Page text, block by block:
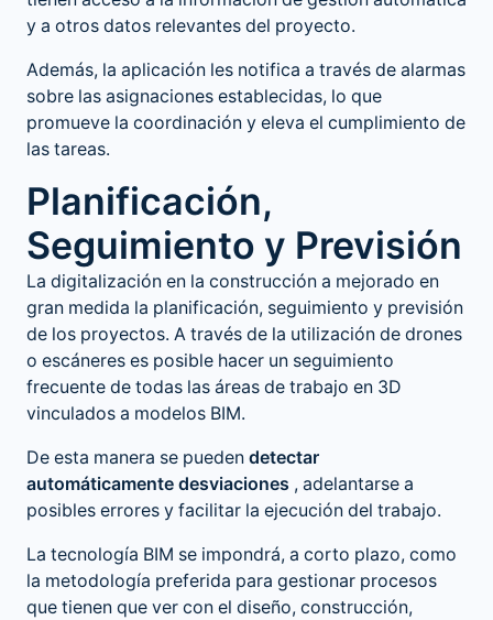
y a otros datos relevantes del proyecto.
Además, la aplicación les notifica a través de alarmas
sobre las asignaciones establecidas, lo que
promueve la coordinación y eleva el cumplimiento de
las tareas.
Planificación,
Seguimiento y Previsión
La digitalización en la construcción a mejorado en
gran medida la planificación, seguimiento y previsión
de los proyectos. A través de la utilización de drones
o escáneres es posible hacer un seguimiento
frecuente de todas las áreas de trabajo en 3D
vinculados a modelos BIM.
De esta manera se pueden detectar
automáticamente desviaciones , adelantarse a
posibles errores y facilitar la ejecución del trabajo.
La tecnología BIM se impondrá, a corto plazo, como
la metodología preferida para gestionar procesos
que tienen que ver con el diseño, construcción,